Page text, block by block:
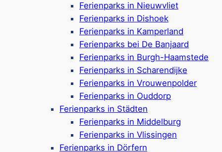
Ferienparks in Nieuwvliet
Ferienparks in Dishoek
Ferienparks in Kamperland
Ferienparks bei De Banjaard
Ferienparks in Burgh-Haamstede
Ferienparks in Scharendijke
Ferienparks in Vrouwenpolder
Ferienparks in Ouddorp
Ferienparks in Städten
Ferienparks in Middelburg
Ferienparks in Vlissingen
Ferienparks in Dörfern
Ferienparks in
Zeeland: Rundum-
Pakete für jeden
Geschmack.
Beim Zeeland-Urlaub sich für einen Ferienpark
zu entscheiden, macht auf jeden Fall Sinn! Mit